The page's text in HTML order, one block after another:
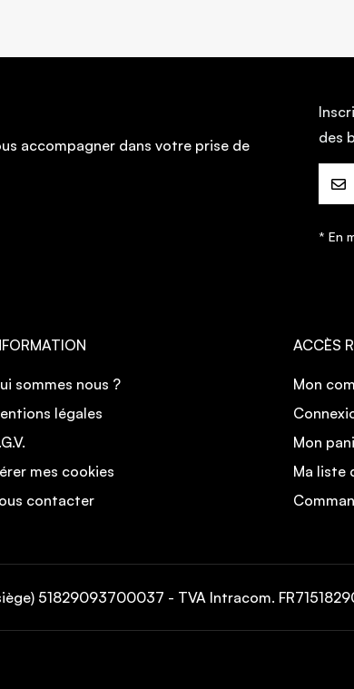
accompagner dans votre prise de
des
* En
sommes nous ?
légales
mes cookies
contacter
ACCÈS
Mon
Mon
Ma liste
51829093700037 - TVA Intracom.